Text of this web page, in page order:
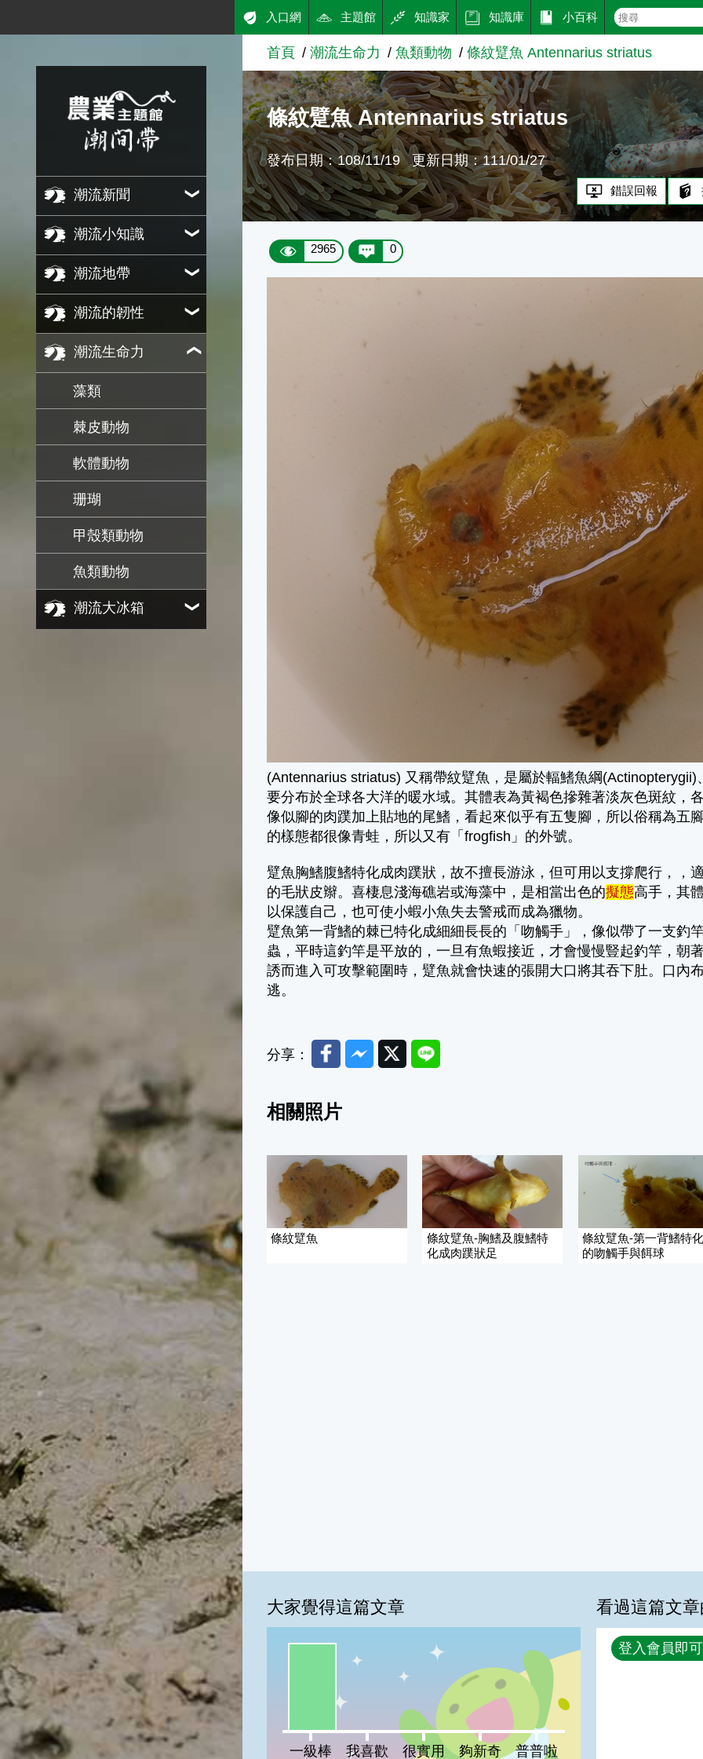
農業知識入口網
潮流新聞
潮流小知識
潮流地帶
潮流的韌性
潮流生命力
藻類
棘皮動物
軟體動物
珊瑚
甲殼類動物
魚類動物
潮流大冰箱
入口網 主題館 知識家 知識庫 小百科
首頁 潮流生命力 魚類動物 條紋躄魚 Antennarius striatus
條紋躄魚 Antennarius striatus
發布日期：108/11/19 更新日期：111/01/27
錯誤回報
2965 0
(Antennarius striatus) 又稱帶紋躄魚，是屬於輻鰭魚綱
要分布於全球各大洋的暖水域。其體表為黃褐色摻雜著淡灰色斑紋，
像似腳的肉蹼加上貼地的尾鰭，看起來似乎有五隻腳，所以俗稱為五
的樣態都很像青蛙，所以又有「frogfish」的外號。
躄魚胸鰭腹鰭特化成肉蹼狀，故不擅長游泳，但可用以支撐爬行，，
的毛狀皮辮。喜棲息淺海礁岩或海藻中，是相當出色的擬態高手，其
以保護自己，也可使小蝦小魚失去警戒而成為獵物。
躄魚第一背鰭的棘已特化成細細長長的「吻觸手」，像似帶了一支釣
蟲，平時這釣竿是平放的，一旦有魚蝦接近，才會慢慢豎起釣竿，朝
誘而進入可攻擊範圍時，躄魚就會快速的張開大口將其吞下肚。口內
逃。
分享： FacebookMessenger
TwitterLine
相關照片
條紋躄魚
條紋躄魚-胸鰭及腹鰭特
化成肉蹼狀足
條紋躄魚-第一背鰭特
的吻觸手與餌球
大家覺得這篇文章
一級棒:100%
我喜歡:0%很實用:0% 夠新奇:0%普普啦:0%
一級棒 我喜歡 很實用 夠新奇 普普啦
看過這篇文
回覆
登入會員即